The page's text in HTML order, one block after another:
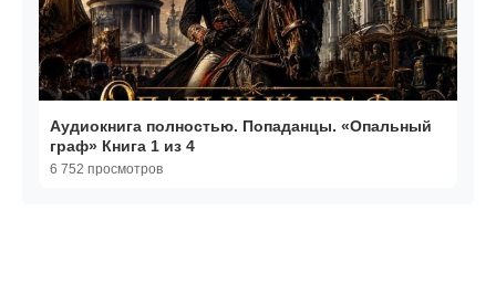
Аудиокнига полностью. Попаданцы. «Опальный
граф» Книга 1 из 4
6 752 просмотров